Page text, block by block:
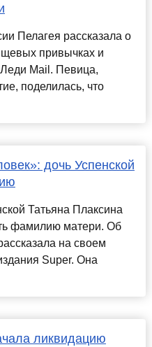
Пелагея рассказала о
привычках и
Mail. Певица,
поделилась, что
дочь Успенской
Татьяна Плаксина
фамилию матери. Об
на своем
Super. Она
ликвидацию